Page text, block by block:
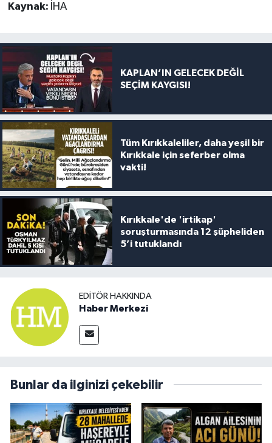
Kaynak: İHA
KAPLAN’IN GELECEK DEĞİL
SEÇİM KAYGISI!
Tüm Kırıkkaleliler, daha yeşil bir
Kırıkkale için seferber olma
vakti!
Kırıkkale'de 'irtikap'
soruşturmasında 12 şüpheliden
5’i tutuklandı
EDITÖR HAKKINDA
Haber Merkezi
Bunlar da ilginizi çekebilir